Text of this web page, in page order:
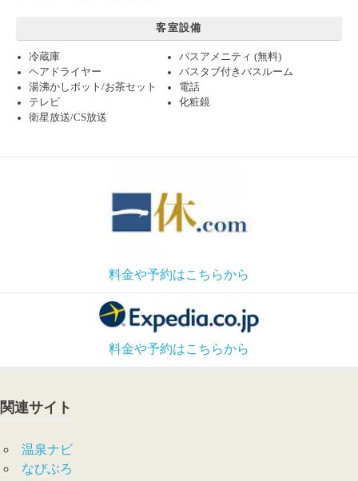
客室設備
冷蔵庫
バスアメニティ (無料)
ヘアドライヤー
バスタブ付きバスルーム
湯沸かしポット/お茶セット
電話
テレビ
化粧鏡
衛星放送/CS放送
料金や予約はこちらから
料金や予約はこちらから
関連サイト
温泉ナビ
なびぶろ